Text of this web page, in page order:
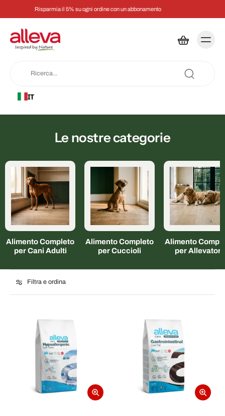
con un abbonamento
IT
Le nostre categorie
Alimento Completo
per Cani Adulti
Alimento Completo
per Cuccioli
Alimento
per Allevatori
Filtra e ordina